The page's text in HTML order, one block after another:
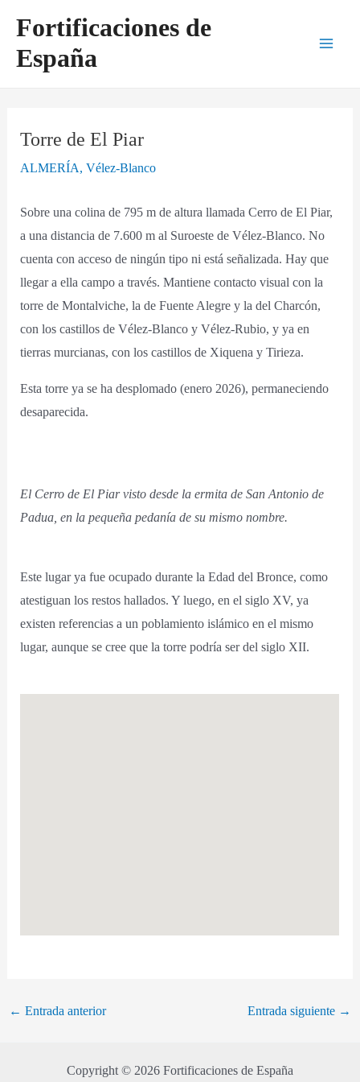
contenido
Fortificaciones de
España
Torre de El Piar
ALMERÍA,Vélez-Blanco
Sobre una colina de 795 m de altura llamada Cerro de El Piar,
a una distancia de 7.600 m al Suroeste de Vélez-Blanco. No
cuenta con acceso de ningún tipo ni está señalizada. Hay que
llegar a ella campo a través. Mantiene contacto visual con la
torre de Montalviche, la de Fuente Alegre y la del Charcón,
con los castillos de Vélez-Blanco y Vélez-Rubio, y ya en
tierras murcianas, con los castillos de Xiquena y Tirieza.
Esta torre ya se ha desplomado (enero 2026), permaneciendo
desaparecida.
El Cerro de El Piar visto desde la ermita de San Antonio de
Padua, en la pequeña pedanía de su mismo nombre.
Este lugar ya fue ocupado durante la Edad del Bronce, como
atestiguan los restos hallados. Y luego, en el siglo XV, ya
existen referencias a un poblamiento islámico en el mismo
lugar, aunque se cree que la torre podría ser del siglo XII.
de
entradas
← Entrada anterior Entrada siguiente →
Copyright © 2026 Fortificaciones de España